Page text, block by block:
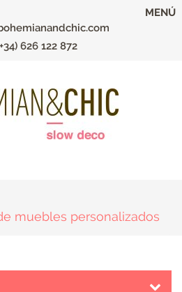
626 122 872
MENÚ
muebles personalizados